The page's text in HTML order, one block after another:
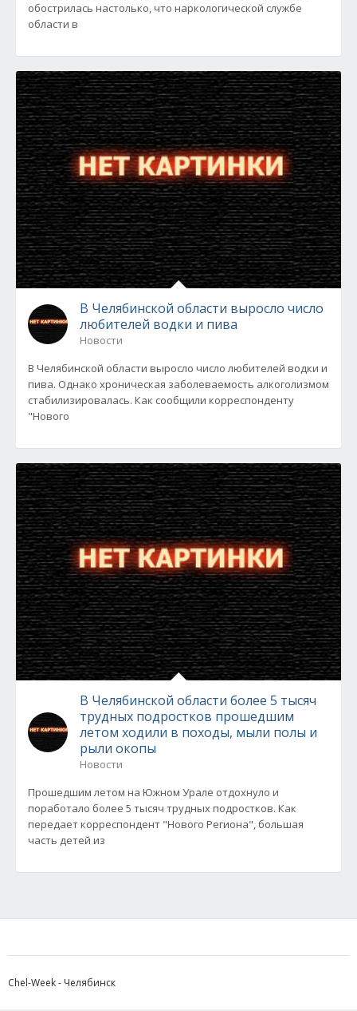
обострилась настолько, что наркологической службе
области в
В Челябинской области выросло число
любителей водки и пива
Новости
В Челябинской области выросло число любителей водки и
пива. Однако хроническая заболеваемость алкоголизмом
стабилизировалась. Как сообщили корреспонденту
"Нового
В Челябинской области более 5 тысяч
трудных подростков прошедшим
летом ходили в походы, мыли полы и
рыли окопы
Новости
Прошедшим летом на Южном Урале отдохнуло и
поработало более 5 тысяч трудных подростков. Как
передает корреспондент "Нового Региона", большая
часть детей из
Chel-Week - Челябинск